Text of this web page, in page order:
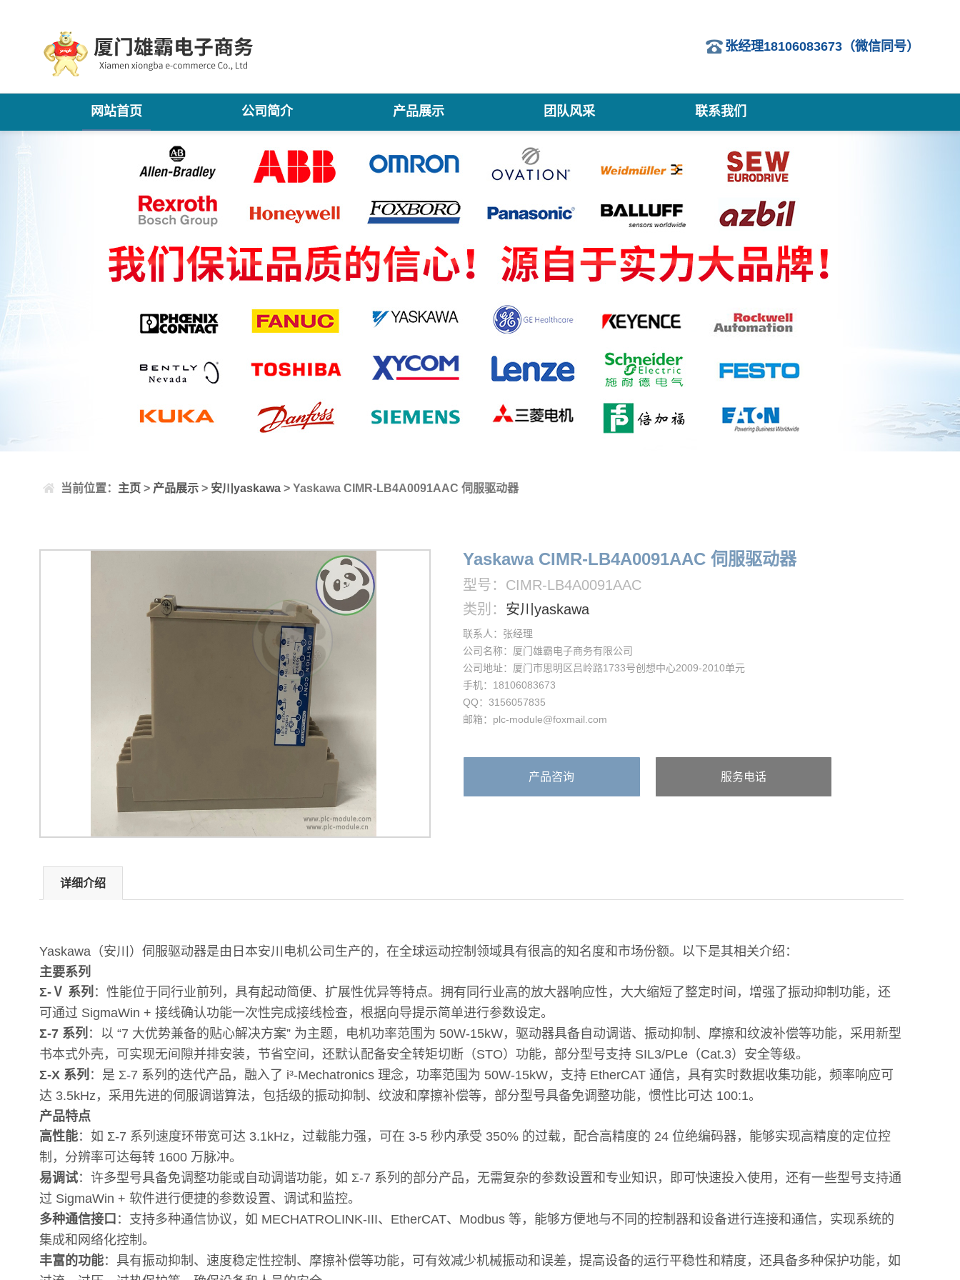
张经理18106083673（微信同号）
网站首页 公司简介 产品展示 团队风采 联系我们
当前位置： 主页 > 产品展示 > 安川yaskawa > Yaskawa CIMR-LB4A0091AAC 伺服驱动器
Yaskawa CIMR-LB4A0091AAC 伺服驱动器
型号：CIMR-LB4A0091AAC
类别： 安川yaskawa
联系人：张经理
公司名称：厦门雄霸电子商务有限公司
公司地址：厦门市思明区吕岭路1733号创想中心2009-2010单元
手机：18106083673
QQ：3156057835
邮箱：plc-module@foxmail.com
产品咨询 服务电话
详细介绍
Yaskawa（安川）伺服驱动器是由日本安川电机公司生产的，在全球运动控制领域具有很高的知名度和市场份额。以下是其相关介绍：
主要系列
Σ-Ⅴ 系列 ：性能位于同行业前列，具有起动简便、扩展性优异等特点。拥有同行业高的放大器响应性，大大缩短了整定时间，增强了振动抑制功能，还
可通过 SigmaWin + 接线确认功能一次性完成接线检查，根据向导提示简单进行参数设定。
Σ-7 系列 ：以 “7 大优势兼备的贴心解决方案” 为主题，电机功率范围为 50W-15kW，驱动器具备自动调谐、振动抑制、摩擦和纹波补偿等功能，采用新型
书本式外壳，可实现无间隙并排安装，节省空间，还默认配备安全转矩切断（STO）功能，部分型号支持 SIL3/PLe（Cat.3）安全等级。
Σ-X 系列 ：是 Σ-7 系列的迭代产品，融入了 i³-Mechatronics 理念，功率范围为 50W-15kW，支持 EtherCAT 通信，具有实时数据收集功能，频率响应可
达 3.5kHz，采用先进的伺服调谐算法，包括级的振动抑制、纹波和摩擦补偿等，部分型号具备免调整功能，惯性比可达 100:1。
产品特点
高性能：如 Σ-7 系列速度环带宽可达 3.1kHz，过载能力强，可在 3-5 秒内承受 350% 的过载，配合高精度的 24 位绝编码器，能够实现高精度的定位控
制，分辨率可达每转 1600 万脉冲。
易调试：许多型号具备免调整功能或自动调谐功能，如 Σ-7 系列的部分产品，无需复杂的参数设置和专业知识，即可快速投入使用，还有一些型号支持通
过 SigmaWin + 软件进行便捷的参数设置、调试和监控。
多种通信接口 ：支持多种通信协议，如 MECHATROLINK-III、EtherCAT、Modbus 等，能够方便地与不同的控制器和设备进行连接和通信，实现系统的
集成和网络化控制。
丰富的功能：具有振动抑制、速度稳定性控制、摩擦补偿等功能，可有效减少机械振动和误差，提高设备的运行平稳性和精度，还具备多种保护功能，如